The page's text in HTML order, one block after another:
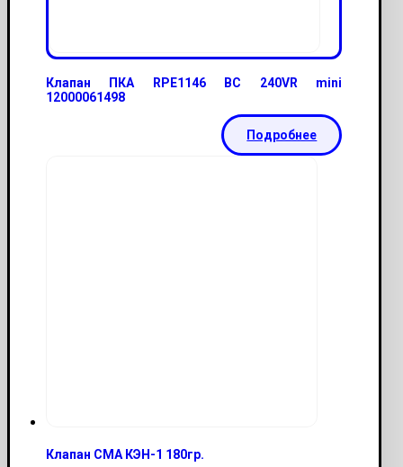
Клапан ПКА RPE1146 BC 240VR mini
12000061498
Подробнее
Клапан СМА КЭН-1 180гр.